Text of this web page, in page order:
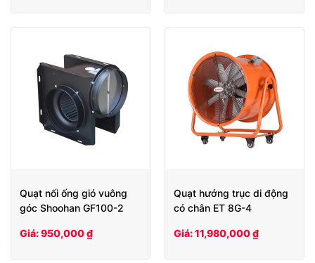
Quạt nối ống gió vuông
góc Shoohan GF100-2
Giá: 950,000 ₫
Quạt hướng trục di động
có chân ET 8G-4
Giá: 11,980,000 ₫